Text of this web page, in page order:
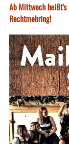
Ab Mittwoch heißt's
Rechtmehring!